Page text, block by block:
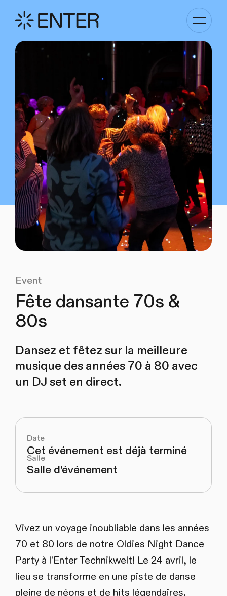
Basculer
la
Event
Fête dansante 70s &
80s
Dansez et fêtez sur la meilleure
musique des années 70 à 80 avec
un DJ set en direct.
Date
Cet événement est déjà terminé
Salle
Salle d'événement
Vivez un voyage inoubliable dans les années
70 et 80 lors de notre Oldies Night Dance
Party à l'Enter Technikwelt! Le 24 avril, le
lieu se transforme en une piste de danse
pleine de néons et de hits légendaires.